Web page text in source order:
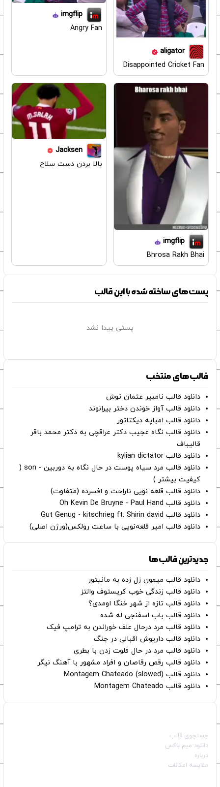
aligator
Disappointed Cricket Fan
imgflip
Angry Fan
imgflip
Bhrosa Rakh Bhai
Jacksen
بالا بردن دست سلاح
پست‌های ساخته شده با این قالب
پستی پیدا نشد
قالب‌های منتخب
دانلود قالب نامبیر عثمان ‌توش
دانلود قالب آواز خوندن دختر بیرانوند
دانلود قالب امباپه دیکتاتور
دانلود قالب نگاه عجیب دکتر عراقچی به دکتر محمد باقر
قالیباف
دانلود قالب kylian dictator
دانلود قالب مرد سیاه پوست در حال نگاه به دوربین - son (
کیفیت بیشتر )
دانلود قالب قلعه نویی ناراحت و افسرده (متفاوت)
دانلود قالب Oh Kevin De Bruyne - Paul Hand
دانلود قالب Gut Genug - kitschrieg ft. Shirin david
دانلود قالب امیر قلعه‌نویی با ساعت رولکس(ورژن اصلی)
جدیدترین قالب‌ها
دانلود قالب میمون زل زده به مانیتور
دانلود قالب زندگی خوب کریستوف والتز
دانلود قالب تازه از شهر خنگا اومدی؟
دانلود قالب باب اسفنجی له شده
دانلود قالب مرد درحال علف خوراندن به ترامپ فیک
دانلود قالب داریوش اقبالی در جنگ
دانلود قالب مرد در حال فلوت زدن با بطری
دانلود قالب رقص رقاصان و افراد مشهور با آهنگ نیگر
دانلود قالب Montagem Chateado (slowed)
دانلود قالب Montagem Chateado
جستجوی قالب
دانلود میم باکس
درباره
مقایسه امکانات